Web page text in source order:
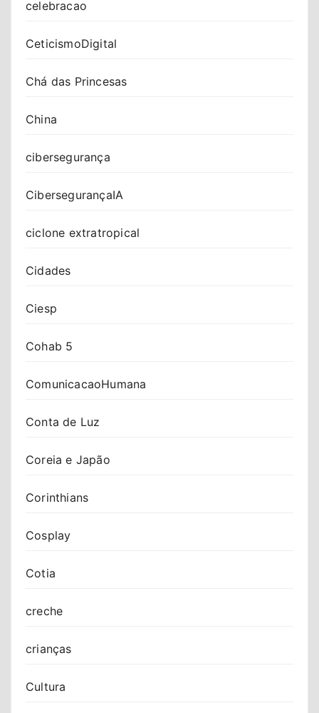
celebracao
CeticismoDigital
Chá das Princesas
China
cibersegurança
CibersegurançaIA
ciclone extratropical
Cidades
Ciesp
Cohab 5
ComunicacaoHumana
Conta de Luz
Coreia e Japão
Corinthians
Cosplay
Cotia
creche
crianças
Cultura